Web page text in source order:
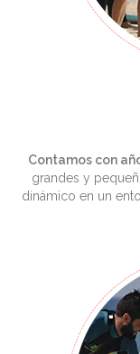
Contamos con
grandes y
dinámico en un